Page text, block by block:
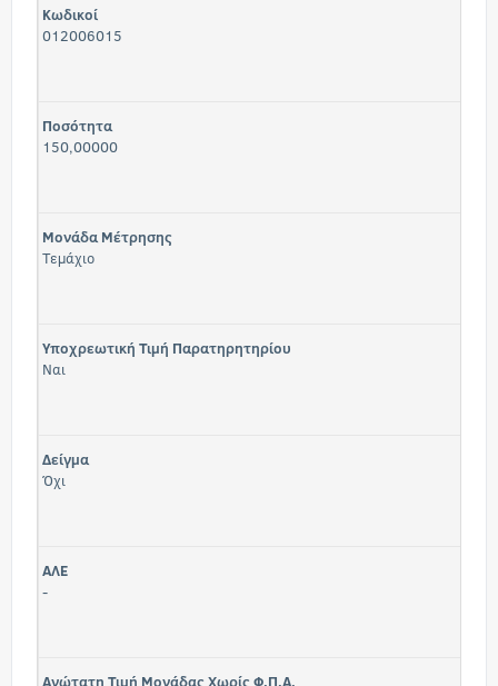
Κωδικοί
012006015
Ποσότητα
150,00000
Μονάδα Μέτρησης
Τεμάχιο
Υποχρεωτική Τιμή Παρατηρητηρίου
Ναι
Δείγμα
Όχι
ΑΛΕ
-
Ανώτατη Τιμή Μονάδας Χωρίς Φ.Π.Α.